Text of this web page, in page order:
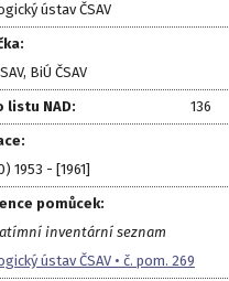
ústav ČSAV
BiÚ ČSAV
listu NAD: 136
1953 - [1961]
pomůcek:
inventární seznam
ústav ČSAV • č. pom. 269